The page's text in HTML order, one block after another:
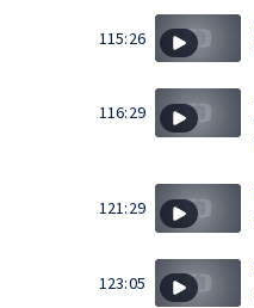
115:26
116:29
121:29
123:05